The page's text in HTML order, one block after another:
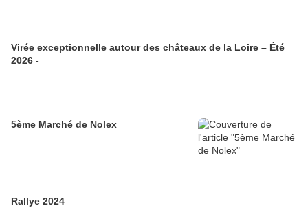
Virée exceptionnelle autour des châteaux de la Loire – Été
2026 -
5ème Marché de Nolex
Rallye 2024